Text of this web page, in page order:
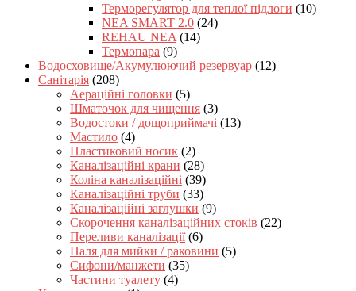
Терморегулятор для теплої підлоги (10)
NEA SMART 2.0 (24)
REHAU NEA (14)
Термопара (9)
Водосховище/Акумулюючий резервуар (12)
Санітарія (208)
Аераційні головки (5)
Шматочок для чищення (3)
Водостоки / дощоприймачі (13)
Мастило (4)
Пластиковий носик (2)
Каналізаційні крани (28)
Коліна каналізаційні (39)
Каналізаційні труби (33)
Каналізаційні заглушки (9)
Скорочення каналізаційних стоків (22)
Переливи каналізації (6)
Паля для мийки / раковини (5)
Сифони/манжети (35)
Частини туалету (4)